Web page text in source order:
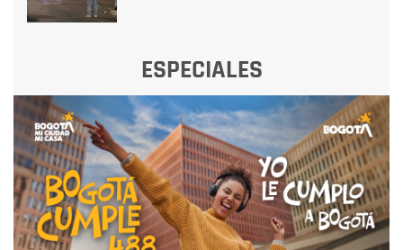
ESPECIALES